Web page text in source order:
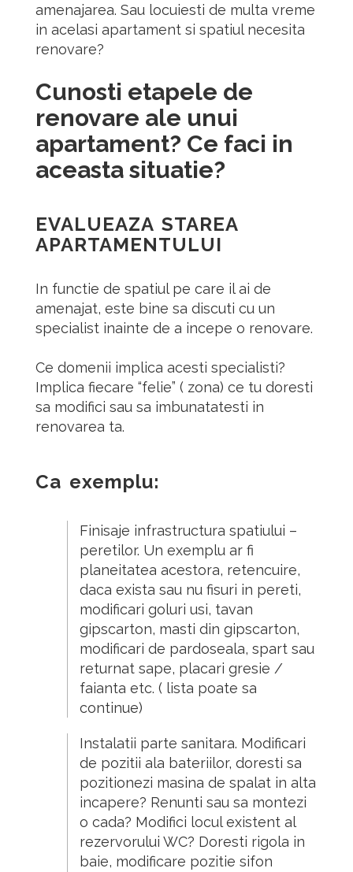
amenajarea. Sau locuiesti de multa vreme
in acelasi apartament si spatiul necesita
renovare?
Cunosti etapele de
renovare ale unui
apartament? Ce faci in
aceasta situatie?
EVALUEAZA STAREA
APARTAMENTULUI
In functie de spatiul pe care il ai de
amenajat, este bine sa discuti cu un
specialist inainte de a incepe o renovare.
Ce domenii implica acesti specialisti?
Implica fiecare “felie” ( zona) ce tu doresti
sa modifici sau sa imbunatatesti in
renovarea ta.
Ca exemplu:
Finisaje infrastructura spatiului –
peretilor. Un exemplu ar fi
planeitatea acestora, retencuire,
daca exista sau nu fisuri in pereti,
modificari goluri usi, tavan
gipscarton, masti din gipscarton,
modificari de pardoseala, spart sau
returnat sape, placari gresie /
faianta etc. ( lista poate sa
continue)
Instalatii parte sanitara. Modificari
de pozitii ala bateriilor, doresti sa
pozitionezi masina de spalat in alta
incapere? Renunti sau sa montezi
o cada? Modifici locul existent al
rezervorului WC? Doresti rigola in
baie, modificare pozitie sifon